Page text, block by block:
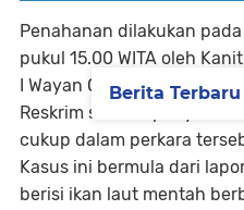
Penahanan dilakukan
pukul 15.00 WITA oleh
I Wayan Oko Adnyana,
Reskrim setelah penyidik
cukup dalam perkara
Kasus ini bermula dari
berisi ikan laut mentah
Berita Terbaru